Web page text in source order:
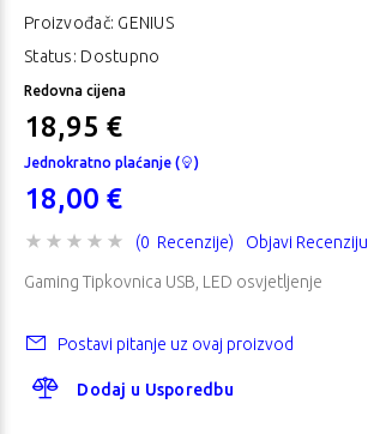
Proizvođač: GENIUS
Status: Dostupno
Redovna cijena
18,95 €
Jednokratno plaćanje ( )
18,00 €
(0 Recenzije) Objavi Recenziju
Gaming Tipkovnica USB, LED osvjetljenje
Postavi pitanje uz ovaj proizvod
Dodaj u Usporedbu